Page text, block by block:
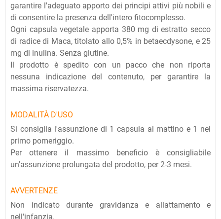
garantire l'adeguato apporto dei principi attivi più nobili e
di consentire la presenza dell'intero fitocomplesso.
Ogni capsula vegetale apporta 380 mg di estratto secco
di radice di Maca, titolato allo 0,5% in betaecdysone, e 25
mg di inulina. Senza glutine.
Il prodotto è spedito con un pacco che non riporta
nessuna indicazione del contenuto, per garantire la
massima riservatezza.
MODALITÀ D'USO
Si consiglia l'assunzione di 1 capsula al mattino e 1 nel
primo pomeriggio.
Per ottenere il massimo beneficio è consigliabile
un'assunzione prolungata del prodotto, per 2-3 mesi.
AVVERTENZE
Non indicato durante gravidanza e allattamento e
nell'infanzia.